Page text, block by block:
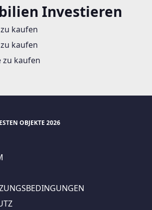
Investieren
kaufen
kaufen
zu kaufen
ANLEGEN FÜR DIE
SUCHKRITERIEN
OBJEKTE 2026